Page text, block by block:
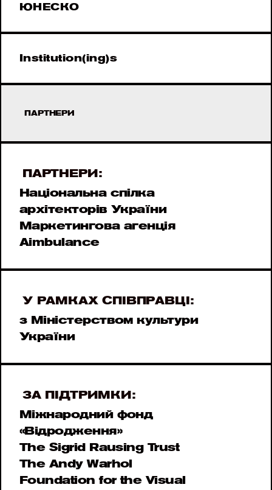
ЮНЕСКО
Institution(ing)s
ПАРТНЕРИ
ПАРТНЕРИ:
Національна спілка
архітекторів України
Маркетингова агенція
Aimbulance
У РАМКАХ СПІВПРАВЦІ:
з Міністерством культури
України
ЗА ПІДТРИМКИ:
Міжнародний фонд
«Відродження»
The Sigrid Rausing Trust
The Andy Warhol
Foundation for the Visual